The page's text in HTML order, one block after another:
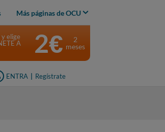
Más páginas de OCU
ENTRA Regístrate
elige
A
2€
2
meses